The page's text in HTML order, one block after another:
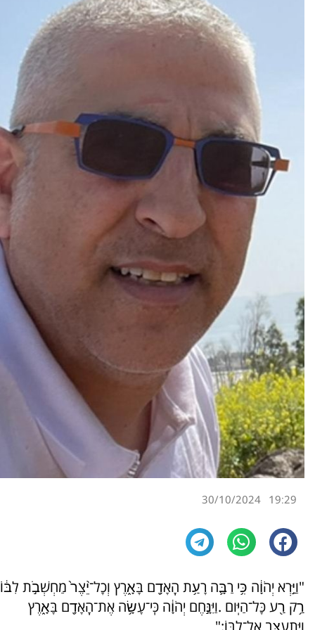
19:29
30/10/2024
"וַיַּ֣רְא יְהֹוָ֔ה כִּ֥י רַבָּ֛ה רָעַ֥ת הָֽאָדָ֖ם בָּאָ֑רֶץ וְכָל־יֵ֨צֶר֙ מַחְשְׁבֹ֣ת לִבּ֔וֹ
רַ֥ק רַ֖ע כָּל־הַיּֽום .וַיִּנָּ֣חֶם יְהֹוָ֔ה כִּֽי־עָשָׂ֥ה אֶת־הָֽאָדָ֖ם בָּאָ֑רֶץ